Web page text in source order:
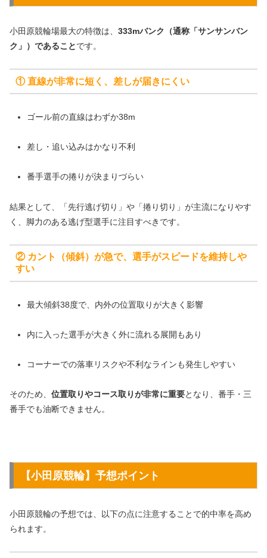
小田原競輪場最大の特徴は、 333mバンク（通称「サンサンバン
ク」）であることです。
① 直線が非常に短く、差しが届きにくい
ゴール前の直線はわずか38m
差し・追い込みはかなり不利
番手選手の捲りが決まりづらい
結果として、「先行逃げ切り」や「捲り切り」が主流になりやす
く、脚力のある逃げ型選手に注目すべきです。
② カント（傾斜）が急で、選手がスピードを維持しや
すい
最大傾斜38度で、内外の位置取りが大きく影響
内に入った選手が大きく外に流れる展開もあり
コーナーでの落車リスクや不利なラインも発生しやすい
そのため、 位置取りやコース取りが非常に重要となり、番手・三
番手でも油断できません。
【小田原競輪】予想ポイント
小田原競輪の予想では、以下の点に注意することで的中率を高め
られます。